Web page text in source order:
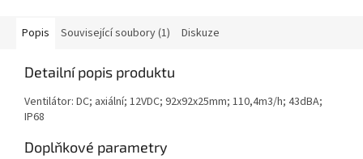
Popis Související soubory (1) Diskuze
Detailní popis produktu
Ventilátor: DC; axiální; 12VDC; 92x92x25mm; 110,4m3/h; 43dBA;
IP68
Doplňkové parametry